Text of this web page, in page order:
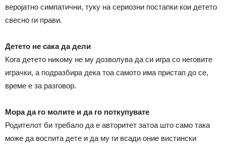
веројатно симпатични, туку на сериозни постапки кои детето
свесно ги прави.
Детето не сака да дели
Кога детето никому не му дозволува да си игра со неговите
играчки, а подразбира дека тоа самото има пристап до се,
време е за разговор.
Мора да го молите и да го поткупувате
Родителот би требало да е авторитет затоа што само така
може да воспита дете и да му ги всади оние вистински